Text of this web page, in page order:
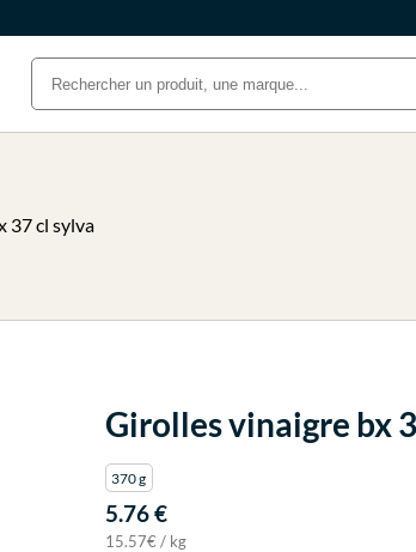
37 cl sylva
Girolles vinaigre bx
370 g
5.76 €
15.57€ / kg